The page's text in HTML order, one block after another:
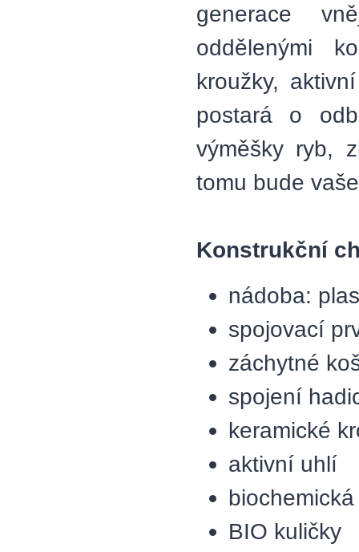
generace
oddělenými
kroužky,
postará o
výměšky ryb,
tomu bude
Konstrukční
nádoba:
spojovací
záchytné
spojení
keramické
aktivní uhlí
BIO kuličky